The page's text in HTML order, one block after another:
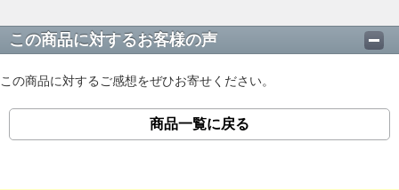
この商品に対するお客様の声
この商品に対するご感想をぜひお寄せください。
商品一覧に戻る